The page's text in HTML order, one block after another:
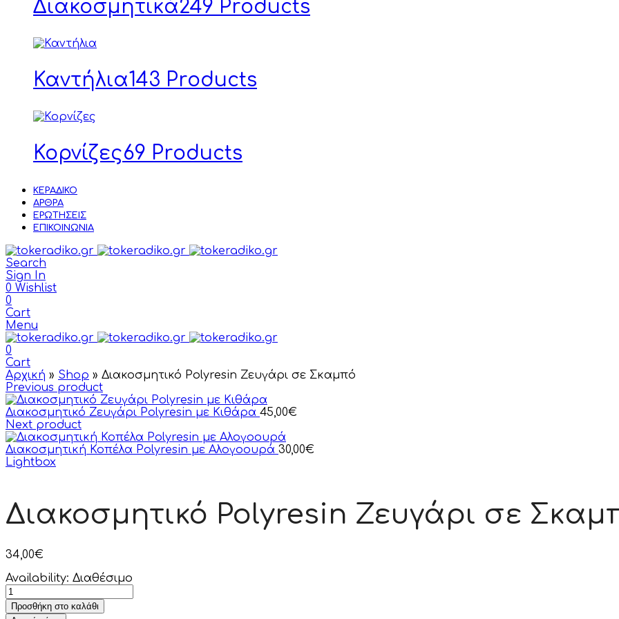
Διακοσμητικά249 Products
Καντήλια143 Products
Κορνίζες69 Products
ΚΕΡΆΔΙΚΟ
ΆΡΘΡΑ
ΕΡΩΤΉΣΕΙΣ
ΕΠΙΚΟΙΝΩΝΊΑ
Search
Sign In
0 Wishlist
0
Cart
Menu
0
Cart
Αρχική » Shop » Διακοσμητικό Polyresin Ζευγάρι σε Σκαμπό
Previous product
Διακοσμητικό Ζευγάρι Polyresin με Κιθάρα 45,00€
Next product
Διακοσμητική Κοπέλα Polyresin με Αλογοουρά 30,00€
Lightbox
Διακοσμητικό Polyresin Ζευγάρι σε
34,00€
Availability: Διαθέσιμο
Προσθήκη στο καλάθι